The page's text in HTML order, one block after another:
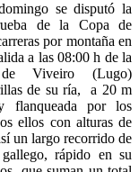
se disputó la
de la Copa de
por montaña en
a las 08:00 h de la
Viveiro (Lugo)
de su ría, a 20 m
flanqueada por los
ellos con alturas de
un largo recorrido de
rápido en su